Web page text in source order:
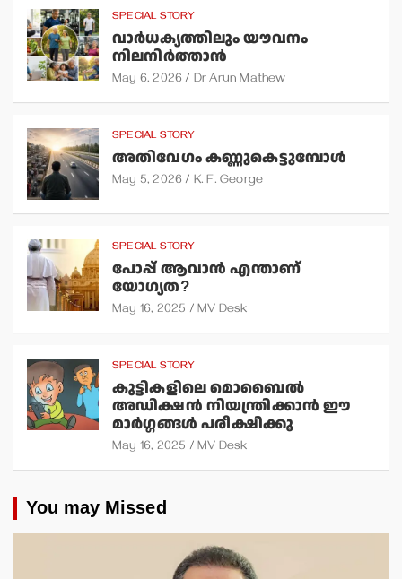
SPECIAL STORY
വാര്‍ധക്യത്തിലും യൗവനം
നിലനിര്‍ത്താന്‍
May 6, 2026 Dr Arun Mathew
SPECIAL STORY
അതിവേഗം കണ്ണുകെട്ടുമ്പോള്‍
May 5, 2026 K. F. George
SPECIAL STORY
പോപ്പ് ആവാന്‍ എന്താണ്
യോഗ്യത?
May 16, 2025 MV Desk
SPECIAL STORY
കുട്ടികളിലെ മൊബൈല്‍
അഡിക്ഷന്‍ നിയന്ത്രിക്കാന്‍ ഈ
മാര്‍ഗ്ഗങ്ങള്‍ പരീക്ഷിക്കൂ
May 16, 2025 MV Desk
You may Missed